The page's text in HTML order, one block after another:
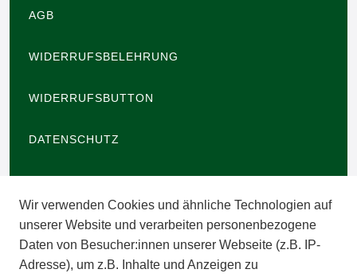
AGB
WIDERRUFSBELEHRUNG
WIDERRUFSBUTTON
DATENSCHUTZ
IMPRESSUM
INFORMATIONEN
Wir verwenden Cookies und ähnliche Technologien auf
unserer Website und verarbeiten personenbezogene
Daten von Besucher:innen unserer Webseite (z.B. IP-
Adresse), um z.B. Inhalte und Anzeigen zu